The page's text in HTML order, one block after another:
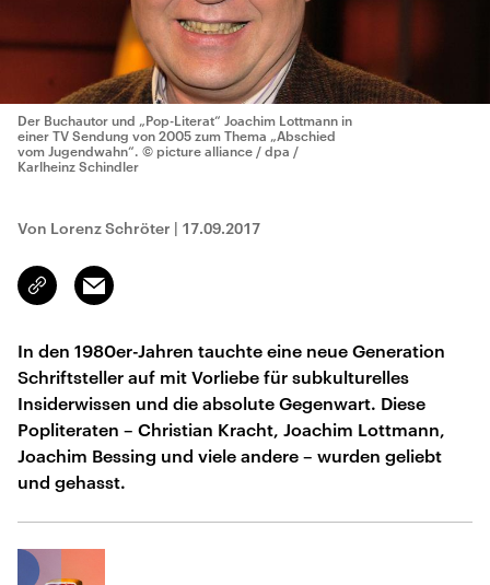
Der Buchautor und „Pop-Literat“ Joachim Lottmann in
einer TV Sendung von 2005 zum Thema „Abschied
vom Jugendwahn“. © picture alliance / dpa /
Karlheinz Schindler
Von Lorenz Schröter | 17.09.2017
Link
kopieren/teilen
Email
In den 1980er-Jahren tauchte eine neue Generation
Schriftsteller auf mit Vorliebe für subkulturelles
Insiderwissen und die absolute Gegenwart. Diese
Popliteraten – Christian Kracht, Joachim Lottmann,
Joachim Bessing und viele andere – wurden geliebt
und gehasst.